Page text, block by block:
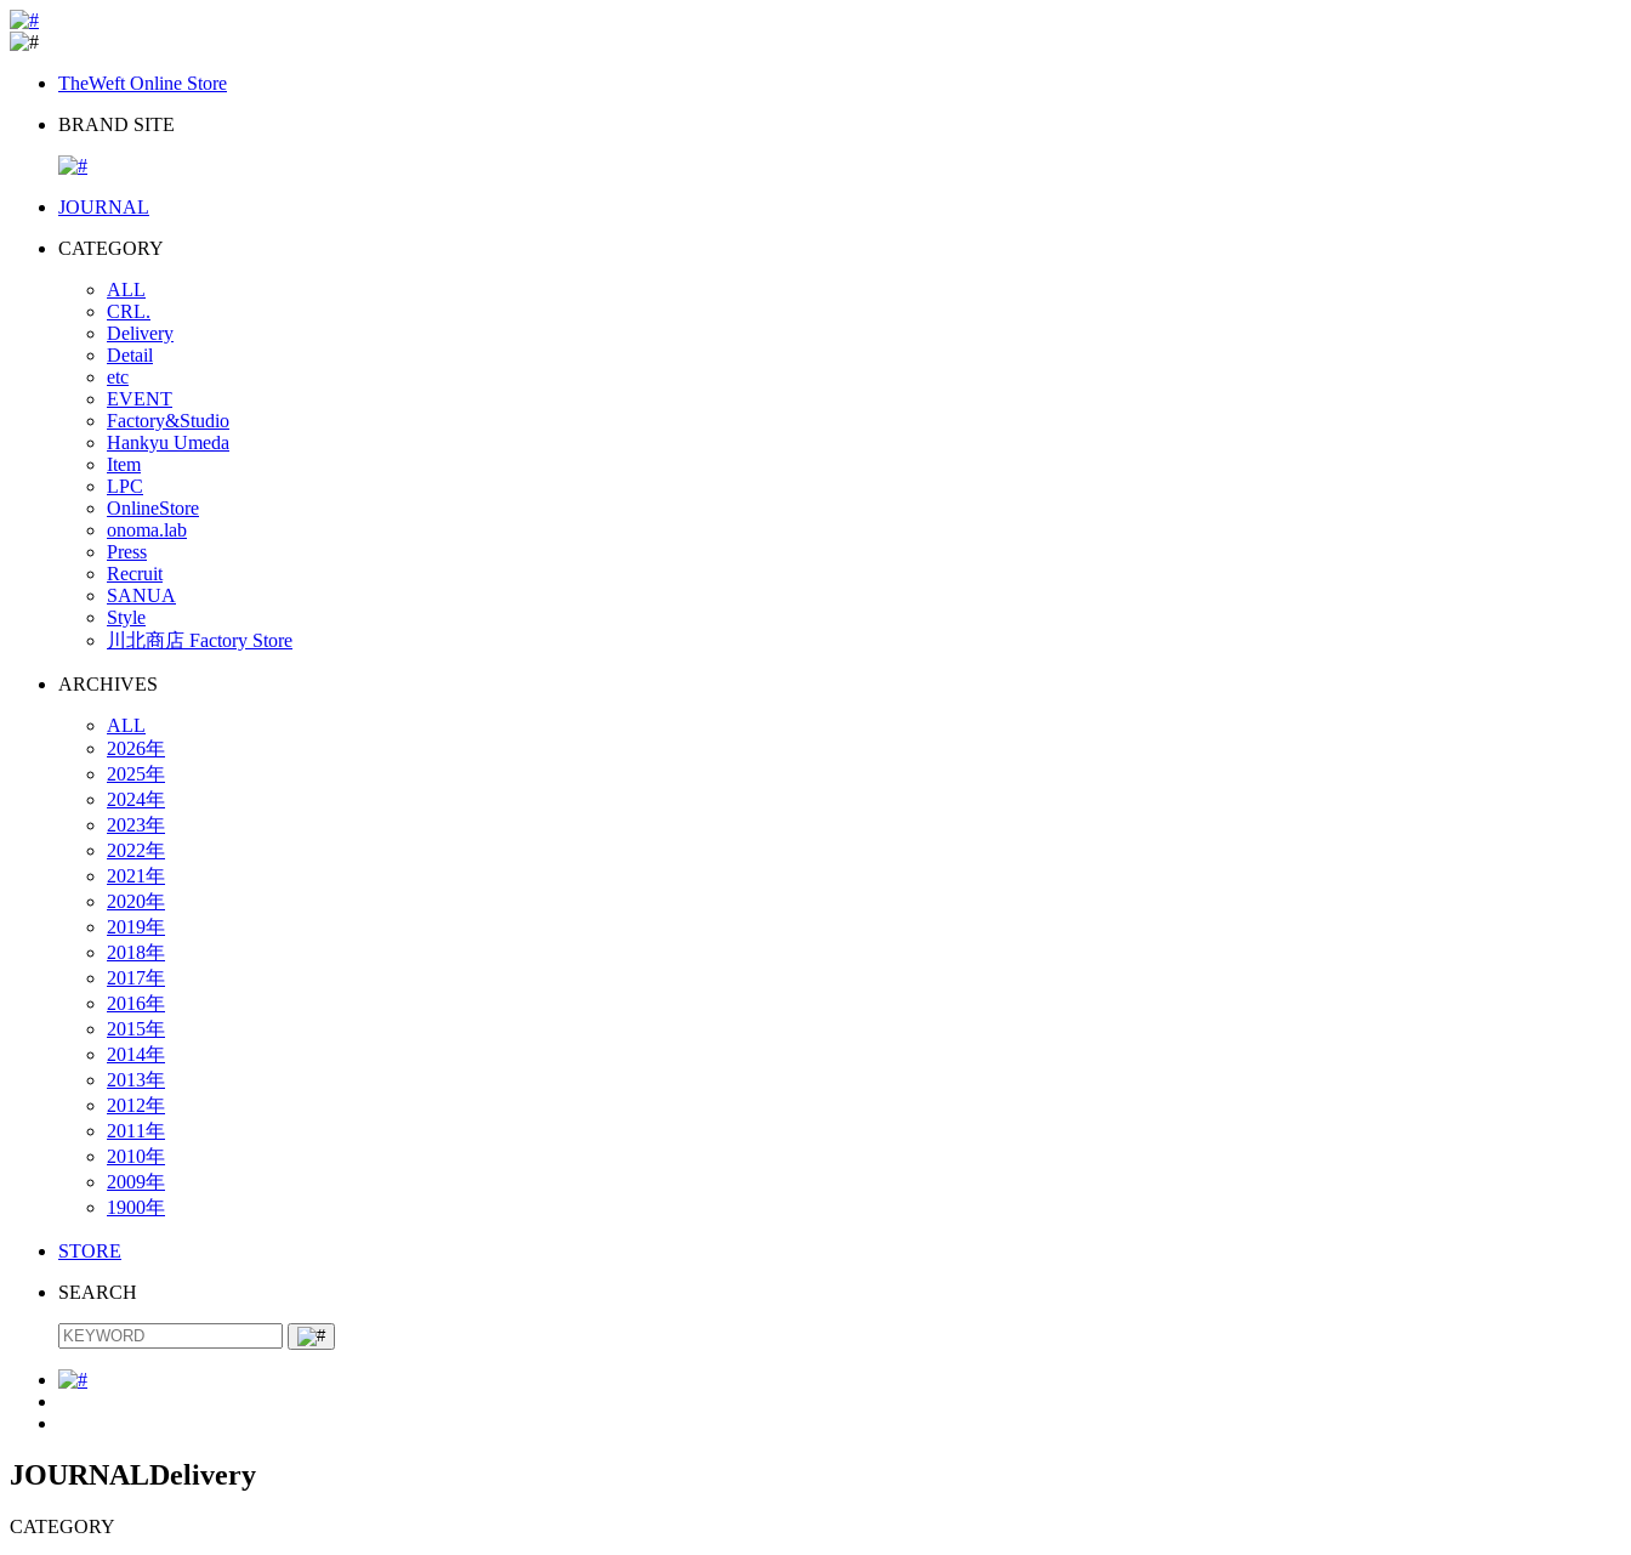
TheWeft Online Store
BRAND SITE
JOURNAL
CATEGORY
ALL
CRL.
Delivery
Detail
etc
EVENT
Factory&Studio
Hankyu Umeda
Item
LPC
OnlineStore
onoma.lab
Press
Recruit
SANUA
Style
川北商店 Factory Store
ARCHIVES
ALL
2026年
2025年
2024年
2023年
2022年
2021年
2020年
2019年
2018年
2017年
2016年
2015年
2014年
2013年
2012年
2011年
2010年
2009年
1900年
STORE
SEARCH
JOURNALDelivery
CATEGORY